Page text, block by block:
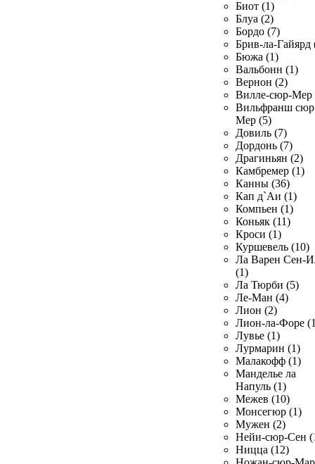
Биот (1)
Блуа (2)
Бордо (7)
Брив-ла-Гайярд
Бюжа (1)
Вальбонн (1)
Вернон (2)
Вилле-сюр-Мер
Вильфранш сюр
Мер (5)
Довиль (7)
Дордонь (7)
Драгиньян (2)
Камбремер (1)
Канны (36)
Кап д`Аи (1)
Компьен (1)
Коньяк (11)
Кроси (1)
Куршевель (10)
Ла Варен Сен-
(1)
Ла Тюрби (5)
Ле-Ман (4)
Лион (2)
Лион-ла-Форе
Лувье (1)
Лурмарин (1)
Малакофф (1)
Манделье ла
Напуль (1)
Межев (10)
Монсегюр (1)
Мужен (2)
Нейи-сюр-Сен
Ницца (12)